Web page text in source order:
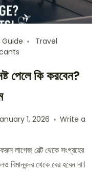
Travel
পেলে কি করবেন?
1, 2026
Write a
লাগেজ বেল্ট থেকে সংগ্রহের
বিমানবন্দর থেকে বের হবেন না।